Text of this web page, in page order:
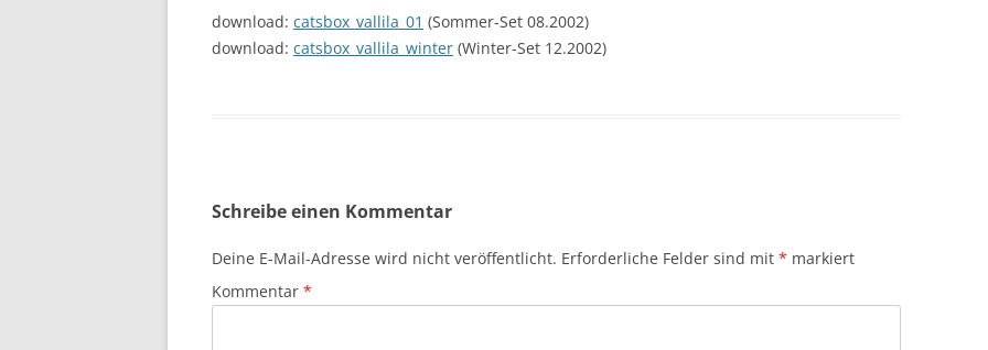
download: catsbox_vallila_01 (Sommer-Set 08.2002)
download: catsbox_vallila_winter (Winter-Set 12.2002)
Schreibe einen Kommentar
Deine E-Mail-Adresse wird nicht veröffentlicht. Erforderliche Felder sind mit * markiert
Kommentar *